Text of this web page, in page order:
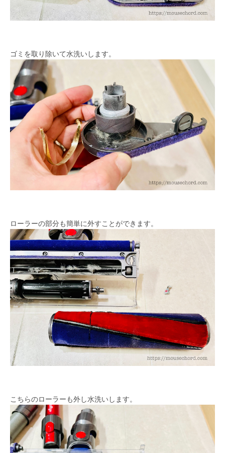
ゴミを取り除いて水洗いします。
ローラーの部分も簡単に外すことができます。
こちらのローラーも外し水洗いします。